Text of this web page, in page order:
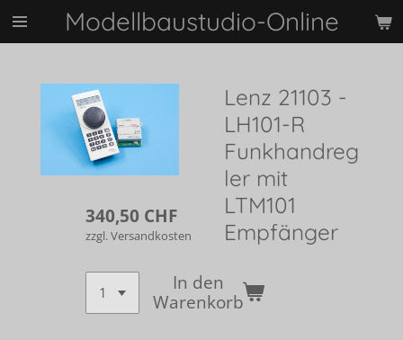
Zum
Modellbaustudio-Online
Lenz 21103 -
LH101-R
Funkhandreg
ler mit
LTM101
Empfänger
340,50 CHF
zzgl. Versandkosten
In den
Warenkorb